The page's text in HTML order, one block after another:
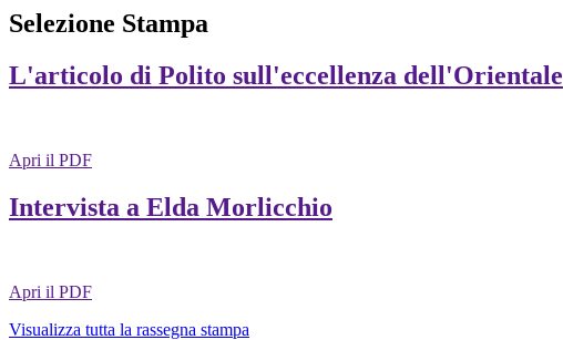
Selezione Stampa
L'articolo di Polito sull'eccellenza dell'Orientale
Apri il PDF
Intervista a Elda Morlicchio
Apri il PDF
Visualizza tutta la rassegna stampa